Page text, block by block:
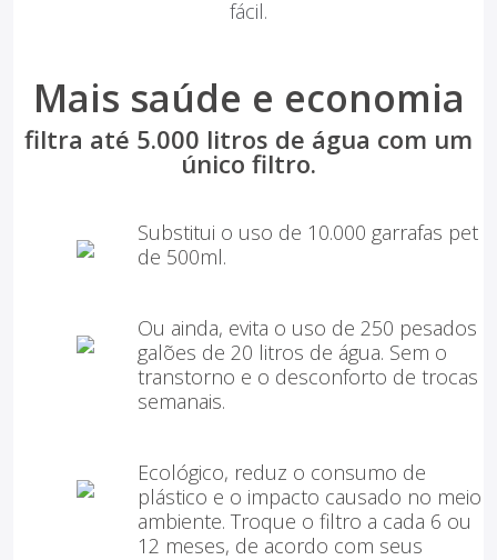
fácil.
Mais saúde e economia
filtra até 5.000 litros de água com um
único filtro.
Substitui o uso de 10.000 garrafas pet
de 500ml.
Ou ainda, evita o uso de 250 pesados
galões de 20 litros de água. Sem o
transtorno e o desconforto de trocas
semanais.
Ecológico, reduz o consumo de
plástico e o impacto causado no meio
ambiente. Troque o filtro a cada 6 ou
12 meses, de acordo com seus